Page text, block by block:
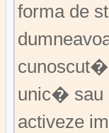
forma de
unic� sau
activeze